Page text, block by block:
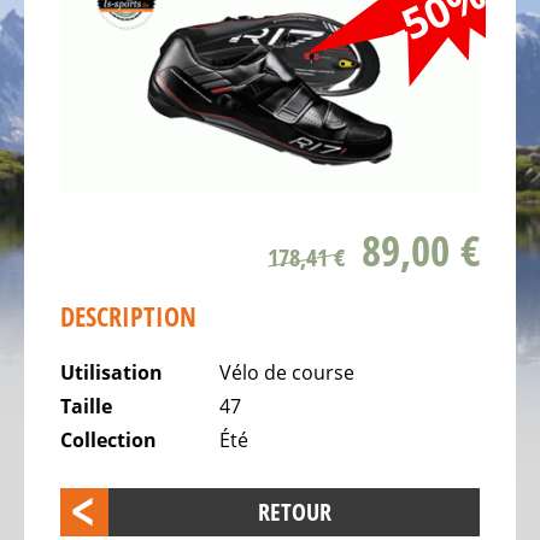
Vélos
de
course,
vélos
triathlon,
vélos
la
montre
178,41 € 89,00 €
DESCRIPTION
Utilisation
Vélo de course
Taille
47
Collection
Été
RETOUR